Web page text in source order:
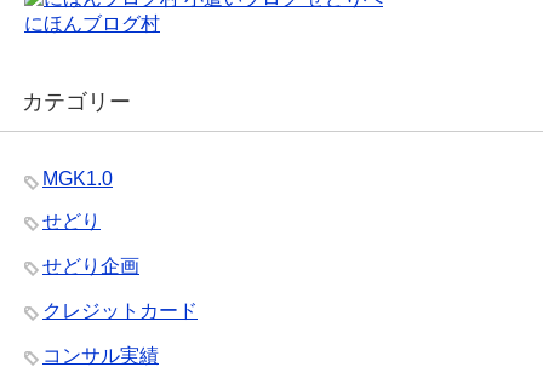
にほんブログ村
カテゴリー
MGK1.0
せどり
せどり企画
クレジットカード
コンサル実績